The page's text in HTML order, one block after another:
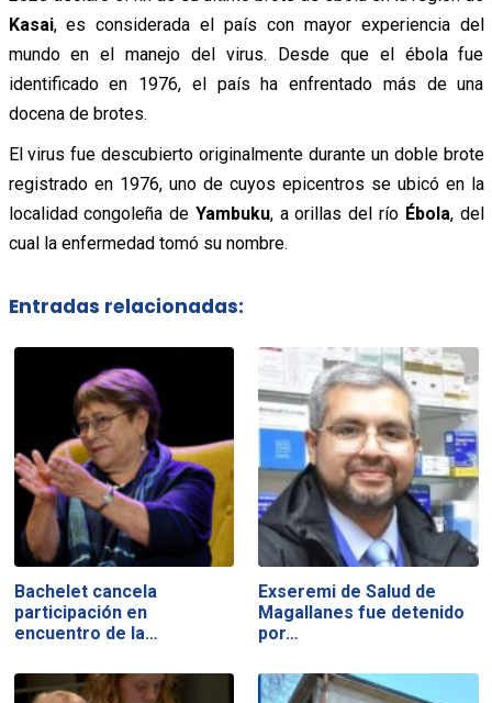
Kasai, es considerada el país con mayor experiencia del
mundo en el manejo del virus. Desde que el ébola fue
identificado en 1976, el país ha enfrentado más de una
docena de brotes.
El virus fue descubierto originalmente durante un doble brote
registrado en 1976, uno de cuyos epicentros se ubicó en la
localidad congoleña de Yambuku, a orillas del río Ébola, del
cual la enfermedad tomó su nombre.
Entradas relacionadas:
Bachelet cancela
participación en
encuentro de la…
Exseremi de Salud de
Magallanes fue detenido
por…